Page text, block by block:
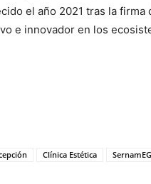
el año 2021 tras la
e innovador en los
Clínica Estética SernamEG